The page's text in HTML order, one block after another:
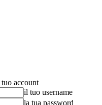
account
il tuo username
la tua password